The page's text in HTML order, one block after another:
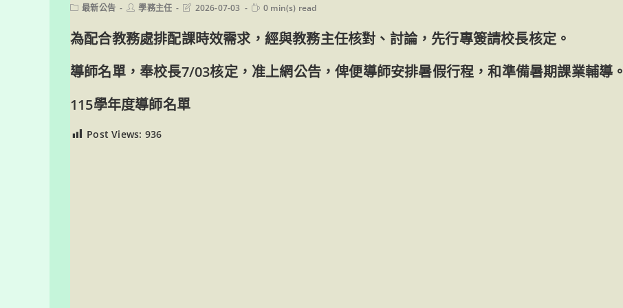
Post最新公告
Post學務主任
Post2026-07-03
Reading
0 min(s) read
為配合教務處排配課時效需求，經與教務主任核對、討論，先行專簽請校長核定。
導師名單，奉校長7/03核定，准上網公告，俾便導師安排暑假行程，和準備暑期課業輔導。
115學年度導師名單
Post Views: 936